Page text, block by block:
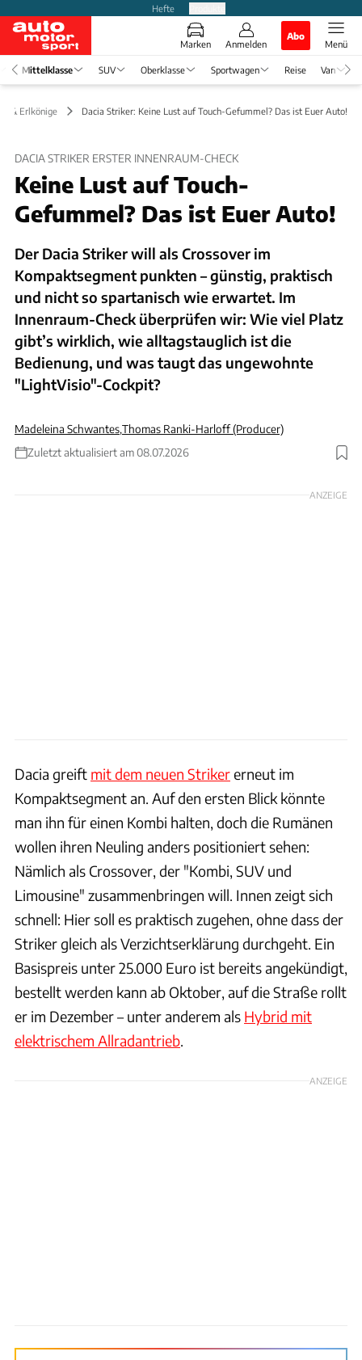
Hefte
Marken Anmelden
Abo
Menü
Mittelklasse SUV Oberklasse Sportwagen Reise Van
& Erlkönige Dacia Striker: Keine Lust auf Touch-Gefummel? Das ist Euer Auto!
DACIA STRIKER ERSTER INNENRAUM-CHECK
Keine Lust auf Touch-
Gefummel? Das ist Euer Auto!
Der Dacia Striker will als Crossover im
Kompaktsegment punkten – günstig, praktisch
und nicht so spartanisch wie erwartet. Im
Innenraum-Check überprüfen wir: Wie viel Platz
gibt’s wirklich, wie alltagstauglich ist die
Bedienung, und was taugt das ungewohnte
"LightVisio"-Cockpit?
Madeleina Schwantes,Thomas Ranki-Harloff (Producer)
Zuletzt aktualisiert am 08.07.2026
ANZEIGE
Dacia greift mit dem neuen Strikererneut im
Kompaktsegment an. Auf den ersten Blick könnte
man ihn für einen Kombi halten, doch die Rumänen
wollen ihren Neuling anders positioniert sehen:
Nämlich als Crossover, der "Kombi, SUV und
Limousine" zusammenbringen will. Innen zeigt sich
schnell: Hier soll es praktisch zugehen, ohne dass der
Striker gleich als Verzichtserklärung durchgeht. Ein
Basispreis unter 25.000 Euro ist bereits angekündigt,
bestellt werden kann ab Oktober, auf die Straße rollt
er im Dezember – unter anderem als Hybrid mit
elektrischem Allradantrieb.
ANZEIGE